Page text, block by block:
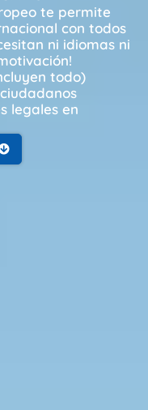
te permite
con todos
ni idiomas ni
todo)
legales en